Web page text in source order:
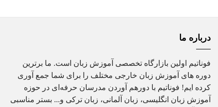
درباره ما
فوناتیم اولین بازارگاه تخصصی آموزش زبان است. ما برترین
دوره های آموزش زبان خارجی مختلف را برای شما جمع آوری
کرده ایم! فوناتیم با دورهم آوردن مدرسان حرفه‌ای در حوزه
آموزش زبان انگلیسی، زبان آلمانی، زبان ترکی و... بستر مناسبی